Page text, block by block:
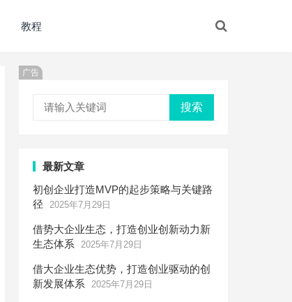
教程
广告
搜索
最新文章
初创企业打造MVP的起步策略与关键路
径
2025年7月29日
借势大企业生态，打造创业创新动力新
生态体系
2025年7月29日
借大企业生态优势，打造创业驱动的创
新发展体系
2025年7月29日